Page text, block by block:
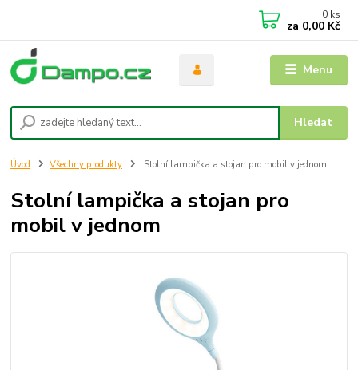
Menu
Hledat
0 ks
za 0,00 Kč
Úvod Všechny produkty Stolní lampička a stojan pro mobil v jednom
Stolní lampička a stojan pro
mobil v jednom